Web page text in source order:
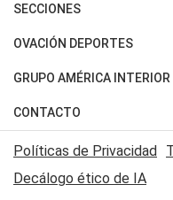
Últimas Noticias
Política
Judiciales
Economia
SECCIONES
Horóscopo
Motores
Trucos caseros
Series y Películas
Edictos y Solicitadas
OVACIÓN DEPORTES
Fútbol
Mundial
Automovilismo
Rugby
GRUPO AMÉRICA INTERIOR
Canal 7 en Vivo
CONTACTO
Acerca de Nosotros
Contactanos
Políticas de Privacidad
Decálogo ético de IA